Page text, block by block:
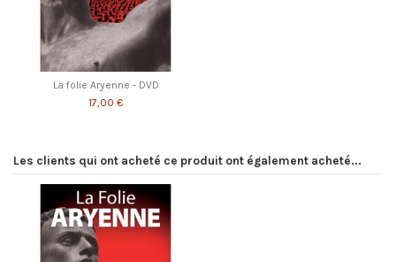
La folie Aryenne - DVD
17,00 €
Les clients qui ont acheté ce produit ont également acheté...